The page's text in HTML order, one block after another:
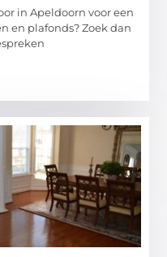
in Apeldoorn voor een
en plafonds? Zoek dan